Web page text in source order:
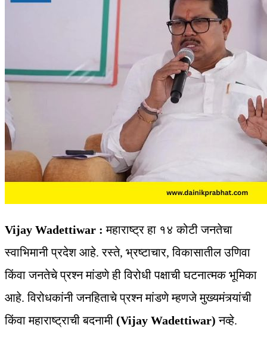
Vijay Wadettiwar : महाराष्ट्र हा १४ कोटी जनतेचा
स्वाभिमानी प्रदेश आहे. रस्ते, भ्रष्टाचार, विकासातील उणिवा
किंवा जनतेचे प्रश्न मांडणे ही विरोधी पक्षाची घटनात्मक भूमिका
आहे. विरोधकांनी जनहिताचे प्रश्न मांडणे म्हणजे मुख्यमंत्र्यांची
किंवा महाराष्‍ट्राची बदनामी (Vijay Wadettiwar)नव्हे.